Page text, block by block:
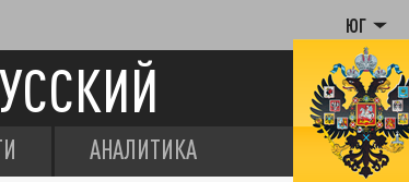
ЮГ
АНАЛИТИКА